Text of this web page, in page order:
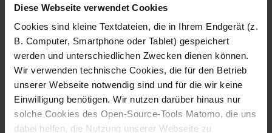
Diese Webseite verwendet Cookies
Cookies sind kleine Textdateien, die in Ihrem Endgerät (z.
B. Computer, Smartphone oder Tablet) gespeichert
werden und unterschiedlichen Zwecken dienen können.
Wir verwenden technische Cookies, die für den Betrieb
unserer Webseite notwendig sind und für die wir keine
Einwilligung benötigen. Wir nutzen darüber hinaus nur
solche Cookies des Open-Source-Tools Matomo, die uns
dabei helfen, die Nutzung unserer Webseite zu
Fotografo: Lorenz
Sternbach
Download
Fotografo: Lorenz
Sternbach
Download